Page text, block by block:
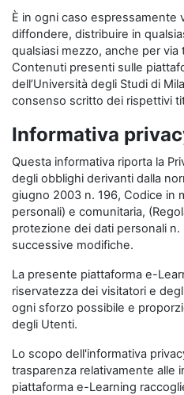
È in ogni caso espressamente
diffondere, distribuire in
qualsiasi mezzo, anche per via
Contenuti presenti sulle
dell’Università degli Studi di
consenso scritto dei rispettivi
Informativa
Questa informativa riporta la
degli obblighi derivanti dalla
giugno 2003 n. 196, Codice in
personali) e comunitaria,
protezione dei dati personali n.
successive modifiche.
La presente piattaforma e-
riservatezza dei visitatori e
ogni sforzo possibile e
degli Utenti.
Lo scopo dell'informativa
trasparenza relativamente alle
piattaforma e-Learning